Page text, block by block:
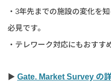
・3年先までの施設の変化を
必見です。
・テレワーク対応にもおすす
▶ Gate. Market Survey の